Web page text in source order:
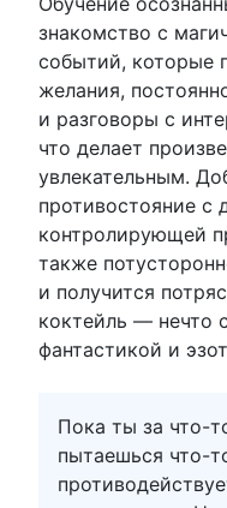
знакомство с
событий, которые
желания,
и разговоры с
что делает
увлекательным.
противостояние с
контролирующей
также
и получится
коктейль — нечто
фантастикой и
Пока ты за что-
пытаешься что-